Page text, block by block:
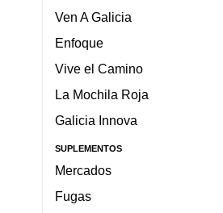
Ven A Galicia
Enfoque
Vive el Camino
La Mochila Roja
Galicia Innova
SUPLEMENTOS
Mercados
Fugas